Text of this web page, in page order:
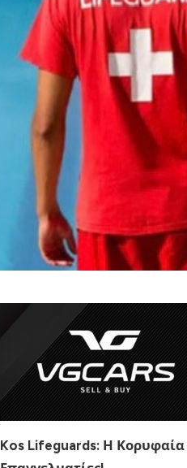
Kos Lifeguards: Η